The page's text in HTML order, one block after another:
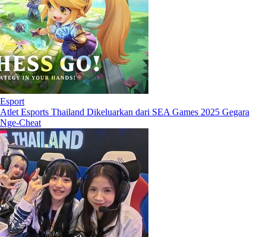
Esport
Atlet Esports Thailand Dikeluarkan dari SEA Games 2025 Gegara
Nge-Cheat